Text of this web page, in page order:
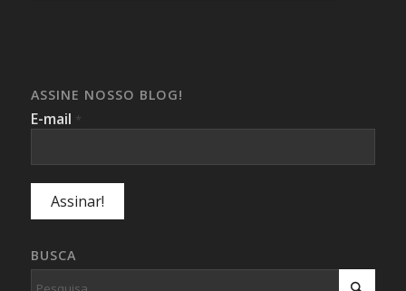
ASSINE NOSSO BLOG!
E-mail *
BUSCA